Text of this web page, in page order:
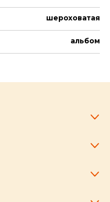
шероховатая
альбом